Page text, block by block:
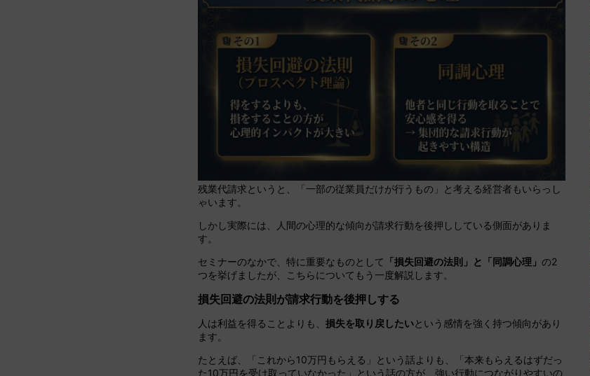
残業代請求というと、「一部の従業員だけが行うもの」と考える経営者もいらっし
ゃいます。
しかし実際には、人間の心理的な傾向が請求行動を後押ししている側面がありま
す。
セミナーのなかで、特に重要なものとして 「損失回避の法則」と「同調心理」 の2
つを挙げましたが、こちらについてもう一度解説します。
損失回避の法則が請求行動を後押しする
人は利益を得ることよりも、 損失を取り戻したいという感情を強く持つ傾向があり
ます。
たとえば、「これから10万円もらえる」という話よりも、「本来もらえるはずだっ
た10万円を受け取っていなかった」という話の方が、強い行動につながりやすいの